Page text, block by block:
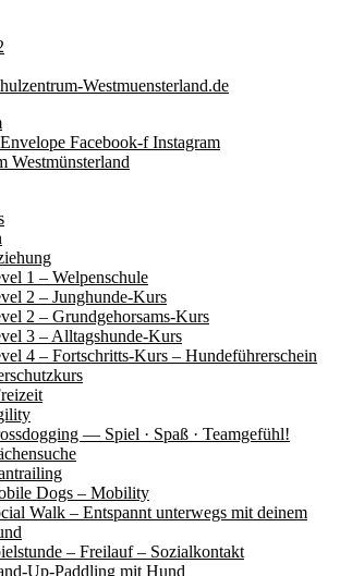
Westmuensterland.de
Envelope Facebook-f Instagram
1 – Welpenschule
2 – Junghunde-Kurs
2 – Grundgehorsams-Kurs
3 – Alltagshunde-Kurs
4 – Fortschritts-Kurs – Hundeführerschein
— Spiel · Spaß · Teamgefühl!
Dogs – Mobility
Walk – Entspannt unterwegs mit deinem
– Freilauf – Sozialkontakt
Up-Paddling mit Hund